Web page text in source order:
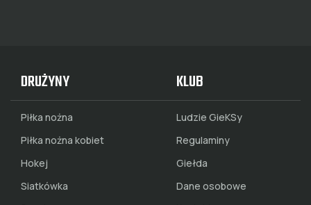
DRUŻYNY
Piłka nożna
Piłka nożna kobiet
Hokej
Siatkówka
KLUB
Ludzie GieKSy
Regulaminy
Giełda
Dane osobowe